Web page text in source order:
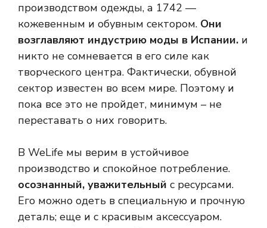
производством одежды, а 1742 —
кожевенным и обувным сектором. Они
возглавляют индустрию моды в Испании. и
никто не сомневается в его силе как
творческого центра. Фактически, обувной
сектор известен во всем мире. Поэтому и
пока все это не пройдет, минимум – не
переставать о них говорить.
В WeLife мы верим в устойчивое
производство и спокойное потребление.
осознанный, уважительный с ресурсами.
Его можно одеть в специальную и прочную
деталь; еще и с красивым аксессуаром.